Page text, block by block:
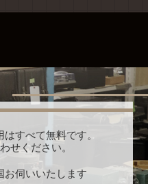
すべて無料です。
せください。
お伺いいたします